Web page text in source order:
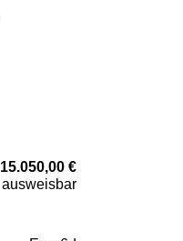
15.050,00 €
ausweisbar